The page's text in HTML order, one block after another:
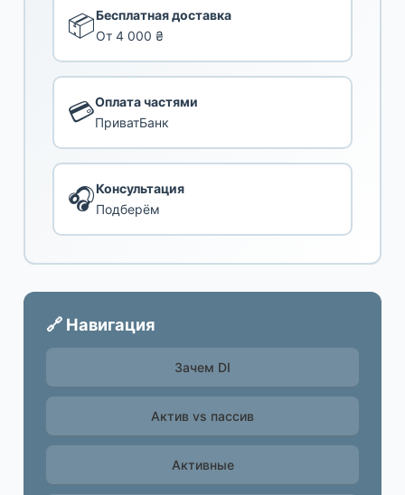
📦Бесплатная доставка
От 4 000 ₴
💳Оплата частями
ПриватБанк
🎧Консультация
Подберём
🔗 Навигация
Зачем DI
Актив vs пассив
Активные